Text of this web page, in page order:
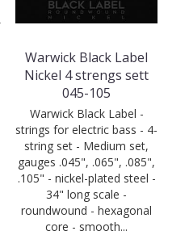
Warwick Black Label
Nickel 4 strengs sett
045-105
Warwick Black Label -
strings for electric bass - 4-
string set - Medium set,
gauges .045", .065", .085",
.105" - nickel-plated steel -
34" long scale -
roundwound - hexagonal
core - smooth...